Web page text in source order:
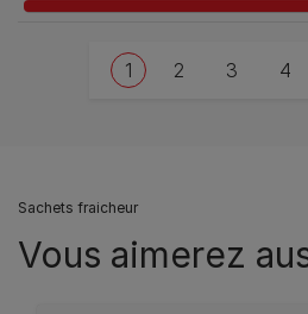
Current page
1 Page
2 Page
3 4
Sachets fraicheur
Vous aimerez